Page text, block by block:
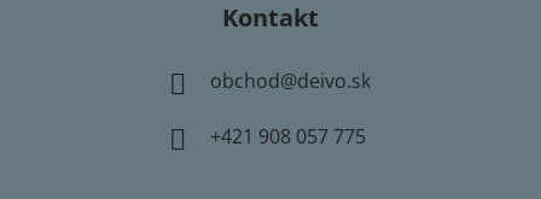
Kontakt
obchod@deivo.sk
+421 908 057 775